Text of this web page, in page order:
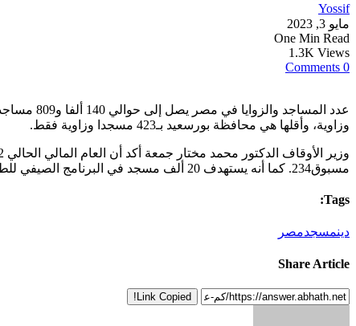
Yossif
مايو 3, 2023
One Min Read
1.3K Views
0 Comments
وزاوية، وأقلها هي محافظة بورسعيد بـ423 مسجدا وزاوية فقط.
مسبوق234. كما أنه يستهدف 20 ألف مسجد في البرنامج الصيفي للطفل هذا العام.
Tags:
دينمسجدمصر
Share Article
Link Copied!